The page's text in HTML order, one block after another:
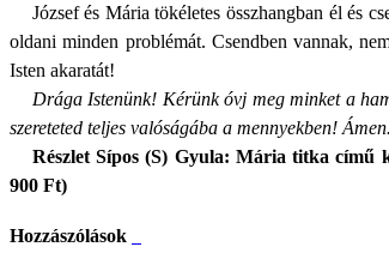
József és Mária tökéletes összhangban él és
oldani minden problémát. Csendben vannak,
Isten akaratát!
Drága Istenünk! Kérünk óvj meg minket a
szereteted teljes valóságába a mennyekben! Ámen.
Részlet Sípos (S) Gyula: Mária titka című
900 Ft)
Hozzászólások